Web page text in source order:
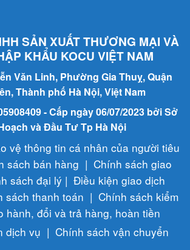
SẢN XUẤT THƯƠNG MẠI VÀ
KHẨU KOCU VIỆT NAM
Văn Linh, Phường Gia Thuỵ, Quận
Thành phố Hà Nội, Việt Nam
- Cấp ngày 06/07/2023 bởi Sở
và Đầu Tư Tp Hà Nội
vệ thông tin cá nhân của người tiêu
sách bán hàng | Chính sách giao
sách đại lý | Điều kiện giao dịch
sách thanh toán | Chính sách kiểm
hành, đổi và trả hàng, hoàn tiền
dịch vụ | Chính sách vận chuyển